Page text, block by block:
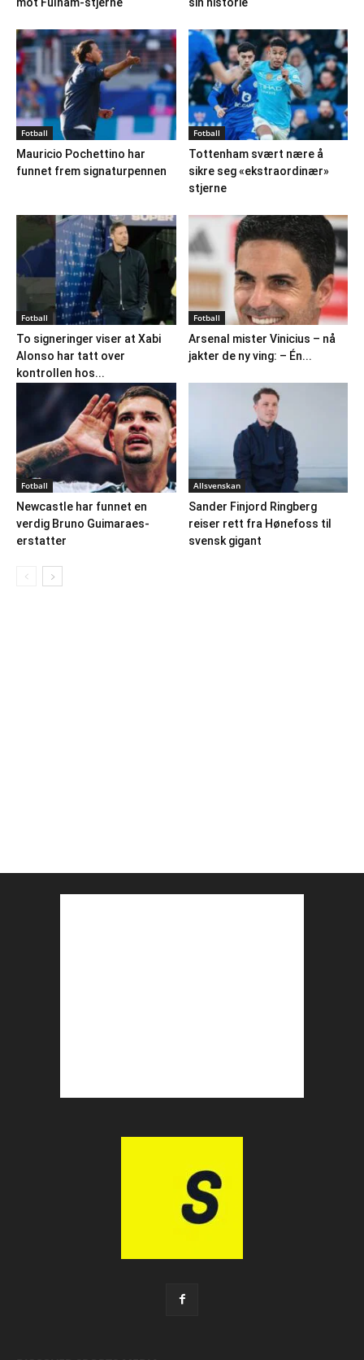
mot Fulham-stjerne sin historie
Fotball
Mauricio Pochettino har
funnet frem signaturpennen
Fotball
Tottenham svært nære å
sikre seg «ekstraordinær»
stjerne
Fotball
To signeringer viser at Xabi
Alonso har tatt over
kontrollen hos...
Fotball
Arsenal mister Vinicius – nå
jakter de ny ving: – Én...
Fotball
Newcastle har funnet en
verdig Bruno Guimaraes-
erstatter
Allsvenskan
Sander Finjord Ringberg
reiser rett fra Hønefoss til
svensk gigant